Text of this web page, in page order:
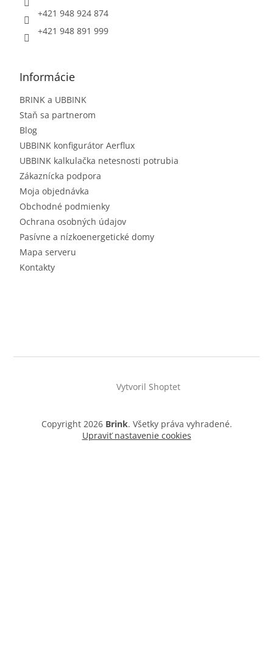
+421 948 924 874
+421 948 891 999
Informácie
BRINK a UBBINK
Staň sa partnerom
Blog
UBBINK konfigurátor Aerflux
UBBINK kalkulačka netesnosti potrubia
Zákaznícka podpora
Moja objednávka
Obchodné podmienky
Ochrana osobných údajov
Pasívne a nízkoenergetické domy
Mapa serveru
Kontakty
Vytvoril Shoptet
Copyright 2026 Brink. Všetky práva vyhradené.
Upraviť nastavenie cookies